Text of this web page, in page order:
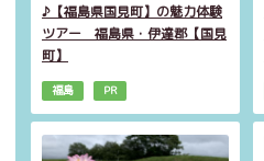
♪【福島県国見町】の魅力体験
ツアー 福島県・伊達郡【国見
町】
福島 PR